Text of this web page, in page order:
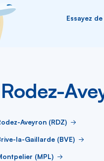
Essayez
Aveyron (RDZ)
la-Gaillarde (BVE)
(MPL)